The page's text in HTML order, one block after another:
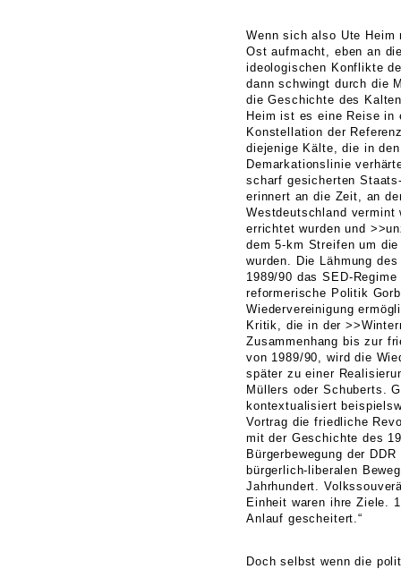
Wenn sich also Ute Heim
Ost aufmacht, eben an
ideologischen Konflikte
dann schwingt durch die
die Geschichte des
Heim ist es eine Reise
Konstellation der
diejenige Kälte, die in
Demarkationslinie
scharf gesicherten
erinnert an die Zeit, an
Westdeutschland vermint
errichtet wurden und
dem 5-km Streifen um
wurden. Die Lähmung
1989/90 das SED-
reformerische Politik
Wiedervereinigung
Kritik, die in der
Zusammenhang bis zur
von 1989/90, wird die
später zu einer
Müllers oder Schuberts.
kontextualisiert
Vortrag die friedliche
mit der Geschichte des
Bürgerbewegung der
bürgerlich-liberalen
Jahrhundert.
Einheit waren ihre Ziele.
Anlauf gescheitert.“
Doch selbst wenn die